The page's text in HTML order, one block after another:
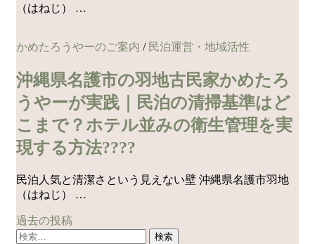
（はねじ） …
かめたろうやーのご案内 / 民泊運営・地域活性
沖縄県名護市の羽地古民家かめたろ
うやーが実践｜民泊の清掃基準はど
こまで？ホテル並みの衛生管理を実
現する方法????
民泊人気と清潔さという見えない壁 沖縄県名護市羽地
（はねじ） …
投
過去の投稿
検